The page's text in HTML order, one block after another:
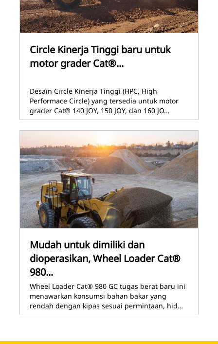
Circle Kinerja Tinggi baru untuk
motor grader Cat®...
Desain Circle Kinerja Tinggi (HPC, High
Performace Circle) yang tersedia untuk motor
grader Cat® 140 JOY, 150 JOY, dan 160 JO…
Mudah untuk dimiliki dan
dioperasikan, Wheel Loader Cat®
980...
Wheel Loader Cat® 980 GC tugas berat baru ini
menawarkan konsumsi bahan bakar yang
rendah dengan kipas sesuai permintaan, hid…